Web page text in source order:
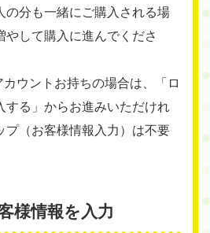
の分も一緒にご購入される場
やして購入に進んでくださ
カウントお持ちの場合は、「ロ
する」からお進みいただけれ
プ（お客様情報入力）は不要
様情報を入力